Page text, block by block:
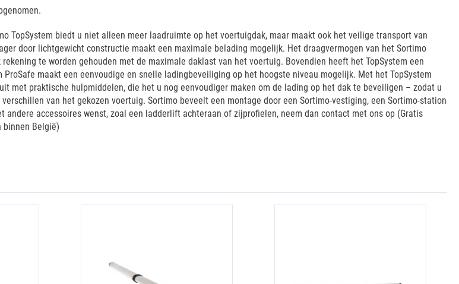
TopSystem biedt u niet alleen meer laadruimte op het voertuigdak, maar maakt ook het veilige transport van
door lichtgewicht constructie maakt een maximale belading mogelijk. Het draagvermogen van het Sortimo
te worden gehouden met de maximale daklast van het voertuig. Bovendien heeft het TopSystem een
maakt een eenvoudige en snelle ladingbeveiliging op het hoogste niveau mogelijk. Met het TopSystem
met praktische hulpmiddelen, die het u nog eenvoudiger maken om de lading op het dak te beveiligen – zodat u
van het gekozen voertuig. Sortimo beveelt een montage door een Sortimo-vestiging, een Sortimo-station
accessoires wenst, zoal een ladderlift achteraan of zijprofielen, neem dan contact met ons op (Gratis
binnen België)